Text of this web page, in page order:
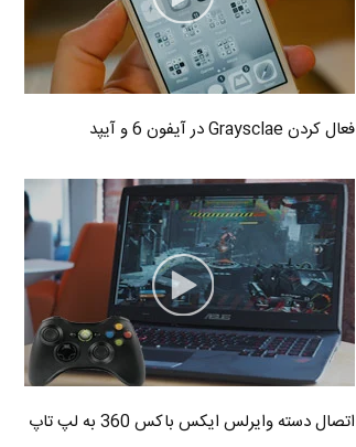
فعال کردن Graysclae در آیفون 6 و آیپد
اتصال دسته وایرلس ایکس باکس 360 به لپ تاپ